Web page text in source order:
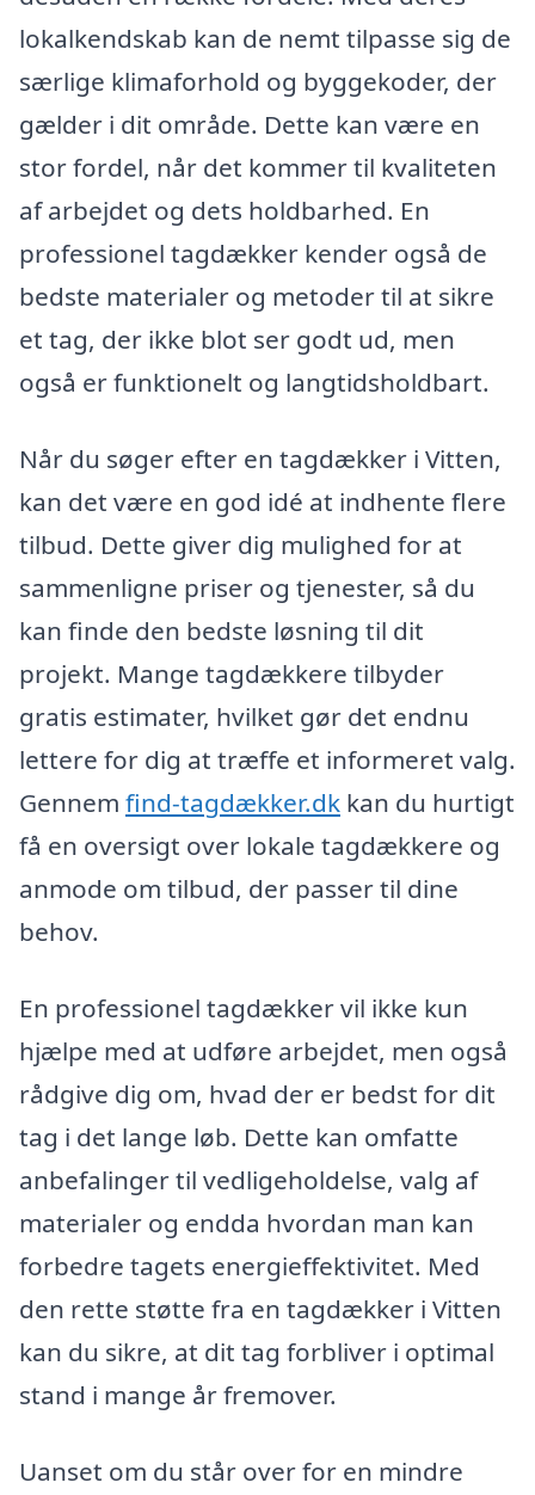
lokalkendskab kan de nemt tilpasse sig de
særlige klimaforhold og byggekoder, der
gælder i dit område. Dette kan være en
stor fordel, når det kommer til kvaliteten
af arbejdet og dets holdbarhed. En
professionel tagdækker kender også de
bedste materialer og metoder til at sikre
et tag, der ikke blot ser godt ud, men
også er funktionelt og langtidsholdbart.
Når du søger efter en tagdækker i Vitten,
kan det være en god idé at indhente flere
tilbud. Dette giver dig mulighed for at
sammenligne priser og tjenester, så du
kan finde den bedste løsning til dit
projekt. Mange tagdækkere tilbyder
gratis estimater, hvilket gør det endnu
lettere for dig at træffe et informeret valg.
Gennem find-tagdækker.dk kan du hurtigt
få en oversigt over lokale tagdækkere og
anmode om tilbud, der passer til dine
behov.
En professionel tagdækker vil ikke kun
hjælpe med at udføre arbejdet, men også
rådgive dig om, hvad der er bedst for dit
tag i det lange løb. Dette kan omfatte
anbefalinger til vedligeholdelse, valg af
materialer og endda hvordan man kan
forbedre tagets energieffektivitet. Med
den rette støtte fra en tagdækker i Vitten
kan du sikre, at dit tag forbliver i optimal
stand i mange år fremover.
Uanset om du står over for en mindre